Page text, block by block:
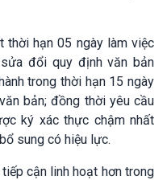
thời hạn 05 ngày làm việc
đổi quy định văn bản
trong thời hạn 15 ngày
bản; đồng thời yêu cầu
ký xác thực chậm nhất
sung có hiệu lực.
cận linh hoạt hơn trong